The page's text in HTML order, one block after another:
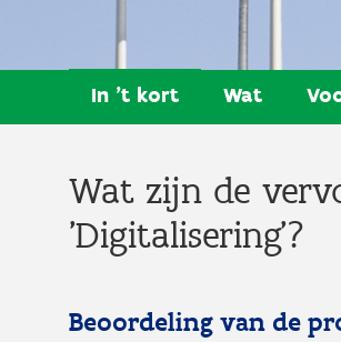
In 't kort Wat
Wat zijn de
'Digitalisering'?
Beoordeling van de